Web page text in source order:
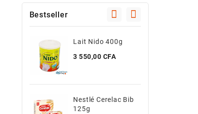
Bestseller
Lait Nido 400g
Prix
3 550,00 CFA
Nestlé Cerelac Bib
125g